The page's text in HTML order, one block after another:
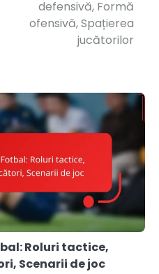
defensivă, Formă
ofensivă, Spațierea
jucătorilor
Roluri tactice,
Scenarii de joc